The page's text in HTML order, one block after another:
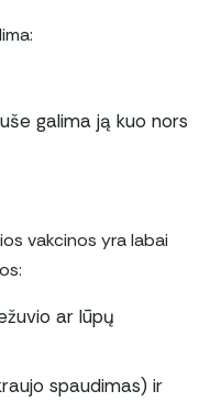
galima ją kuo nors
vakcinos yra labai
ar lūpų
spaudimas) ir